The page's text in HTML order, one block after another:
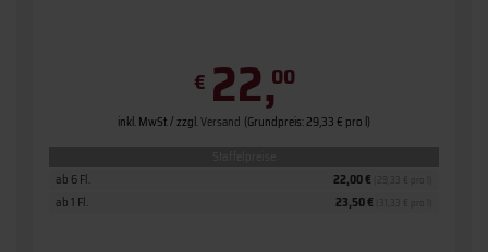
€ 22,00
inkl. MwSt. / zzgl.Versand (Grundpreis: 29,33 € pro l)
ab 1 Fl. 23,50 €
ab 6 Fl. 22,00 €